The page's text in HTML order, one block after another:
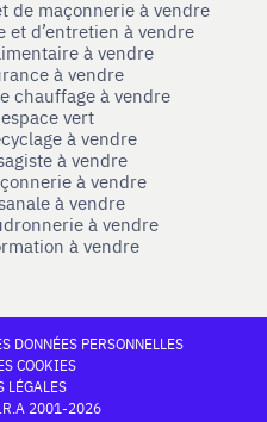
de maçonnerie à vendre
et d’entretien à vendre
à vendre
à vendre
chauffage à vendre
vert
à vendre
à vendre
à vendre
à vendre
à vendre
à vendre
DONNÉES PERSONNELLES
COOKIES
LÉGALES
2001-2026